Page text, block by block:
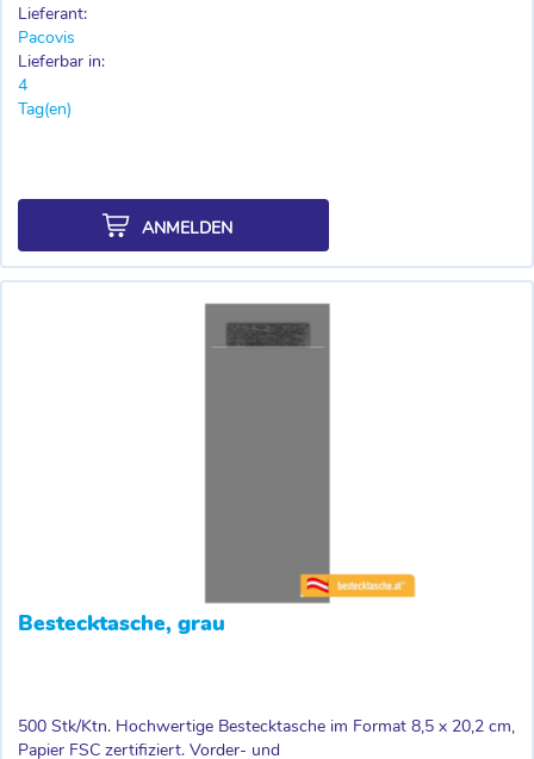
Lieferant:
Pacovis
Lieferbar in:
4
Tag(en)
ANMELDEN
Bestecktasche, grau
500 Stk/Ktn. Hochwertige Bestecktasche im Format 8,5 x 20,2 cm,
Papier FSC zertifiziert. Vorder- und